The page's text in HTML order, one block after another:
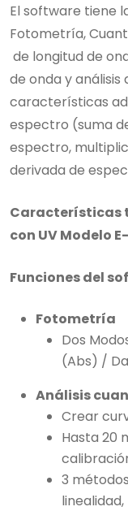
El software tiene
Fotometría,
de longitud de
de onda y
características
espectro (suma
espectro,
derivada de
Características
con UV Modelo
Funciones del
Fotometría
Dos
(Abs) /
Análisis
Crear
Hasta 20
3